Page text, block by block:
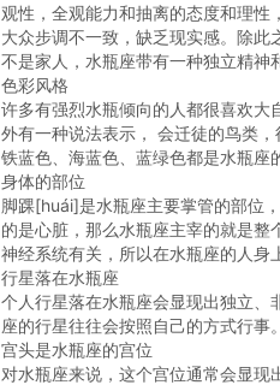
观性，全观能力和抽离的态度和理性
大众步调不一致，缺乏现实感。除
不是家人，水瓶座带有一种独立精神
色彩风格
许多有强烈水瓶倾向的人都很喜欢大
外有一种说法表示， 会迁徒的鸟类
铁蓝色、海蓝色、蓝绿色都是水瓶座
身体的部位
脚踝[huái]是水瓶座主要掌管的部位
的是心脏，那么水瓶座主宰的就是
神经系统有关，所以在水瓶座的人身
行星落在水瓶座
个人行星落在水瓶座会显现出独立、
座的行星往往会按照自己的方式行事。
宫头是水瓶座的宫位
对水瓶座来说，这个宫位通常会显